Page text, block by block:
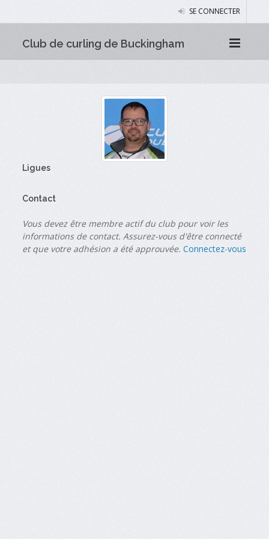
SE CONNECTER
Club de curling de Buckingham
Ligues
Contact
Vous devez être membre actif du club pour voir les
informations de contact. Assurez-vous d'être connecté
et que votre adhésion a été approuvée. Connectez-vous